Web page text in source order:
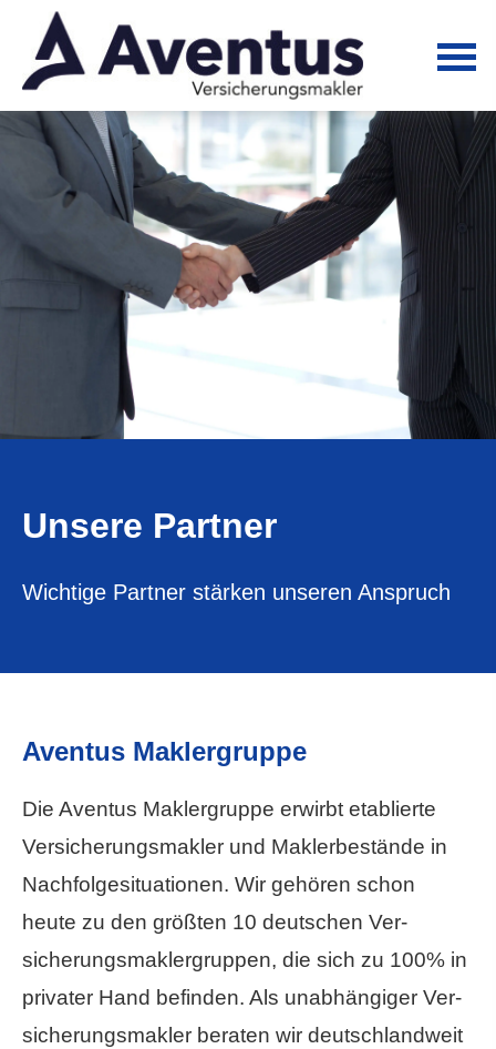
Unsere Partner
Wichtige Partner stärken unseren Anspruch
Aventus Maklergruppe
Die Aventus Maklergruppe erwirbt etablierte
Ver­sicherungs­makler und Maklerbestände in
Nachfolgesituationen. Wir gehören schon
heute zu den größten 10 deutschen Ver­
sicherungs­maklergruppen, die sich zu 100% in
privater Hand befinden. Als unabhängiger Ver­
sicherungs­makler beraten wir deutschlandweit